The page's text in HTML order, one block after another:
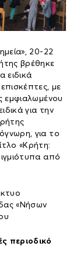
20-22
βρέθηκε
ειδικά
με
εμφιαλωμένου
για την
για το
«Κρήτη:
από
«Νήσων
περιοδικό